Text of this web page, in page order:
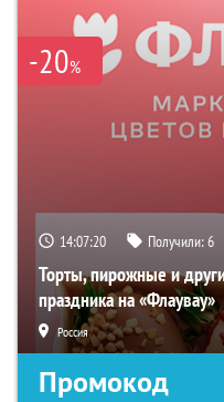
-20%
14:07:19 Получили:6
Торты, пирожные и
праздника на «Флаувау»
Россия
Промокод